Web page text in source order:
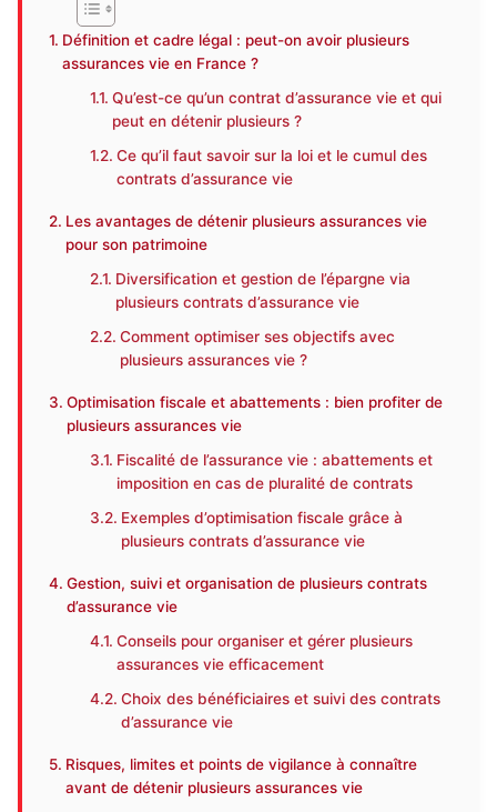
Définition et cadre légal : peut-on avoir plusieurs
assurances vie en France ?
Qu’est-ce qu’un contrat d’assurance vie et qui
peut en détenir plusieurs ?
Ce qu’il faut savoir sur la loi et le cumul des
contrats d’assurance vie
Les avantages de détenir plusieurs assurances vie
pour son patrimoine
Diversification et gestion de l’épargne via
plusieurs contrats d’assurance vie
Comment optimiser ses objectifs avec
plusieurs assurances vie ?
Optimisation fiscale et abattements : bien profiter de
plusieurs assurances vie
Fiscalité de l’assurance vie : abattements et
imposition en cas de pluralité de contrats
Exemples d’optimisation fiscale grâce à
plusieurs contrats d’assurance vie
Gestion, suivi et organisation de plusieurs contrats
d’assurance vie
Conseils pour organiser et gérer plusieurs
assurances vie efficacement
Choix des bénéficiaires et suivi des contrats
d’assurance vie
Risques, limites et points de vigilance à connaître
avant de détenir plusieurs assurances vie